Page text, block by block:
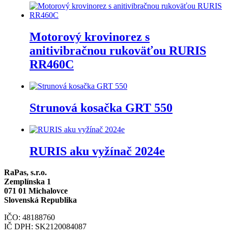
Motorový krovinorez s
anitivibračnou rukoväťou RURIS
RR460C
Strunová kosačka GRT 550
RURIS aku vyžínač 2024e
RaPas, s.r.o.
Zemplínska 1
071 01 Michalovce
Slovenská Republika
IČO: 48188760
IČ DPH: SK2120084087